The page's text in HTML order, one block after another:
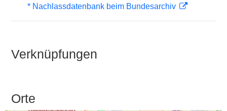
* Nachlassdatenbank beim Bundesarchiv
Verknüpfungen
Orte